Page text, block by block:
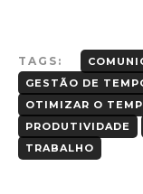
TAGS:
GESTÃO DE
OTIMIZAR O
PRODUTIVIDADE
TRABALHO